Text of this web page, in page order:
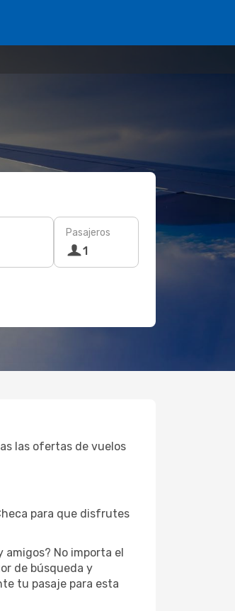
Pasajeros
1
las ofertas de vuelos
para que disfrutes
No importa el
de búsqueda y
tu pasaje para esta